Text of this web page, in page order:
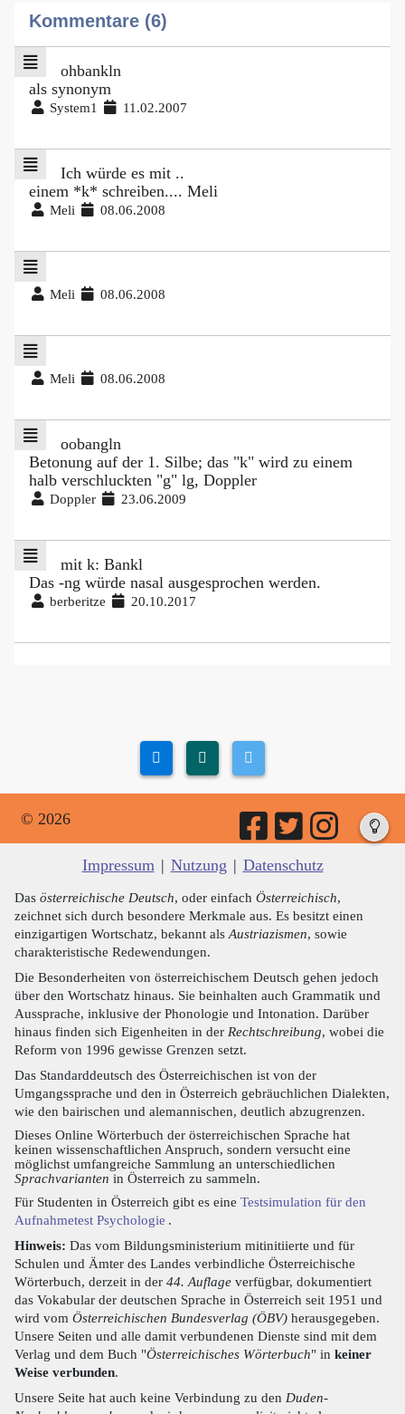
Kommentare (6)
ohbankln
als synonym
System1 11.02.2007
Ich würde es mit ..
einem *k* schreiben.... Meli
Meli 08.06.2008
Meli 08.06.2008
Meli 08.06.2008
oobangln
Betonung auf der 1. Silbe; das "k" wird zu einem
halb verschluckten "g" lg, Doppler
Doppler 23.06.2009
mit k: Bankl
Das -ng würde nasal ausgesprochen werden.
berberitze 20.10.2017
© 2026
Impressum | Nutzung | Datenschutz
Das österreichische Deutsch, oder einfach Österreichisch,
zeichnet sich durch besondere Merkmale aus. Es besitzt einen
einzigartigen Wortschatz, bekannt als Austriazismen, sowie
charakteristische Redewendungen.
Die Besonderheiten von österreichischem Deutsch gehen jedoch
über den Wortschatz hinaus. Sie beinhalten auch Grammatik und
Aussprache, inklusive der Phonologie und Intonation. Darüber
hinaus finden sich Eigenheiten in der Rechtschreibung, wobei die
Reform von 1996 gewisse Grenzen setzt.
Das Standarddeutsch des Österreichischen ist von der
Umgangssprache und den in Österreich gebräuchlichen Dialekten,
wie den bairischen und alemannischen, deutlich abzugrenzen.
Dieses Online Wörterbuch der österreichischen Sprache hat
keinen wissenschaftlichen Anspruch, sondern versucht eine
möglichst umfangreiche Sammlung an unterschiedlichen
Sprachvarianten in Österreich zu sammeln.
Für Studenten in Österreich gibt es eine Testsimulation für den
Aufnahmetest Psychologie .
Hinweis: Das vom Bildungsministerium mitinitiierte und für
Schulen und Ämter des Landes verbindliche Österreichische
Wörterbuch, derzeit in der 44. Auflage verfügbar, dokumentiert
das Vokabular der deutschen Sprache in Österreich seit 1951 und
wird vom Österreichischen Bundesverlag (ÖBV) herausgegeben.
Unsere Seiten und alle damit verbundenen Dienste sind mit dem
Verlag und dem Buch "Österreichisches Wörterbuch" in keiner
Weise verbunden.
Unsere Seite hat auch keine Verbindung zu den Duden-